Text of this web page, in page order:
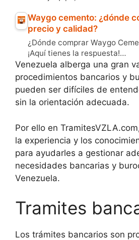
Waygo cemento: ¿dónde
precio y calidad?
¿Dónde comprar Waygo
¡Aquí tienes la respuesta!…
Venezuela alberga una gran
procedimientos bancarios y
pueden ser difíciles de
sin la orientación adecuada.
Por ello en
la experiencia y los
para ayudarles a gestionar
necesidades bancarias y
Venezuela.
Tramites
Los trámites bancarios son